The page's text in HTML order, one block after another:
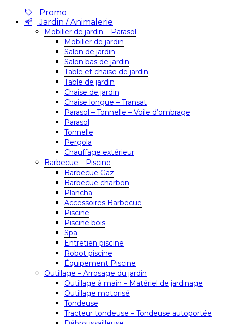
Promo
Jardin / Animalerie
Mobilier de jardin – Parasol
Mobilier de jardin
Salon de jardin
Salon bas de jardin
Table et chaise de jardin
Table de jardin
Chaise de jardin
Chaise longue – Transat
Parasol – Tonnelle – Voile d’ombrage
Parasol
Tonnelle
Pergola
Chauffage extérieur
Barbecue – Piscine
Barbecue Gaz
Barbecue charbon
Plancha
Accessoires Barbecue
Piscine
Piscine bois
Spa
Entretien piscine
Robot piscine
Équipement Piscine
Outillage – Arrosage du jardin
Outillage à main – Matériel de jardinage
Outillage motorisé
Tondeuse
Tracteur tondeuse – Tondeuse autoportée